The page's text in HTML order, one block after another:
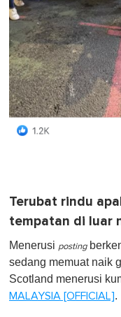
Terubat rindu
tempatan di luar
Menerusi posting
sedang memuat naik
Scotland menerusi
MALAYSIA [OFFICIAL].